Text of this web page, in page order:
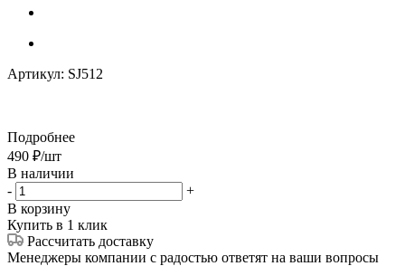
Артикул: SJ512
Подробнее
490 ₽/шт
В наличии
-
+
В корзину
Купить в 1 клик
Рассчитать доставку
Менеджеры компании с радостью ответят на ваши вопросы